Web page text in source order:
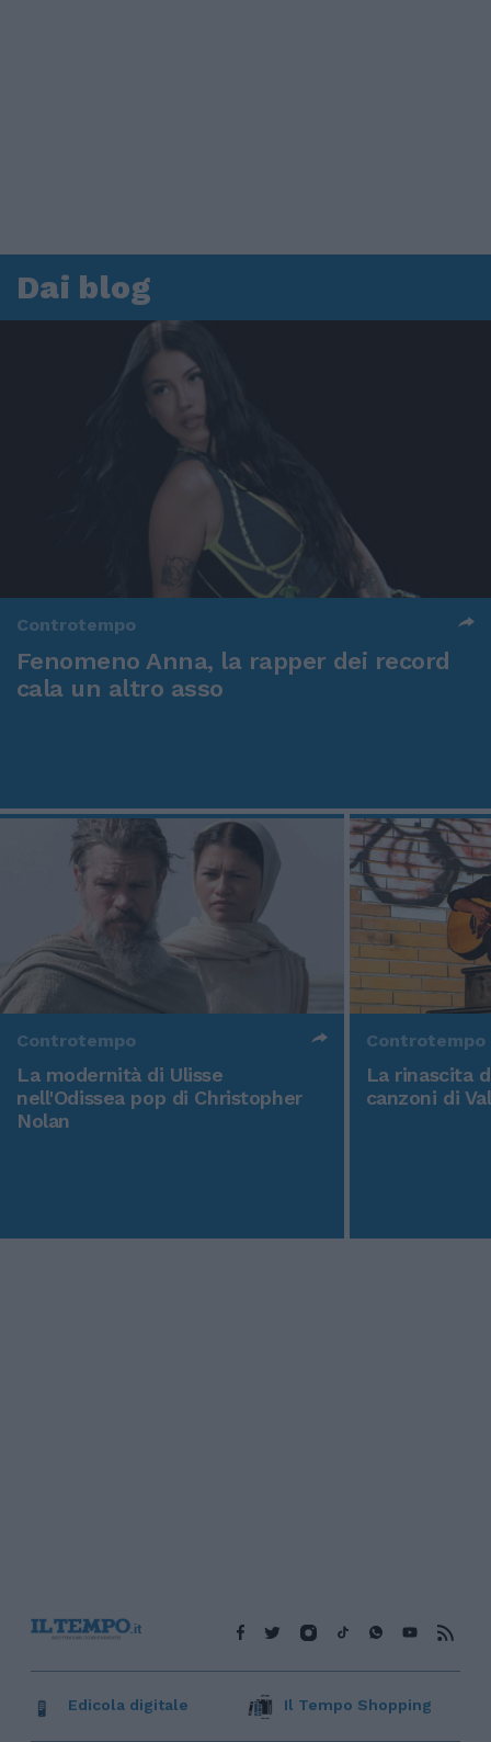
Dai blog
Controtempo
Fenomeno Anna, la rapper dei record
cala un altro asso
Controtempo
La modernità di Ulisse
nell'Odissea pop di Christopher
Nolan
Controtempo
La rinascita
canzoni di
Edicola digitale Il Tempo Shopping